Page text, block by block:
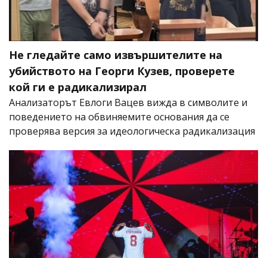
Не гледайте само извършителите на
убийството на Георги Кузев, проверете
кой ги е радикализирал
Анализаторът Евлоги Вацев вижда в символите и
поведението на обвиняемите основания да се
проверява версия за идеологическа радикализация